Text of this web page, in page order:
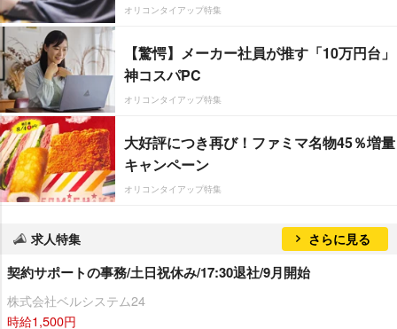
オリコンタイアップ特集
【驚愕】メーカー社員が推す「10万円台」
神コスパPC
オリコンタイアップ特集
大好評につき再び！ファミマ名物45％増量
キャンペーン
オリコンタイアップ特集
求人特集 さらに見る
契約サポートの事務/土日祝休み/17:30退社/9月開始
株式会社ベルシステム24
時給1,500円